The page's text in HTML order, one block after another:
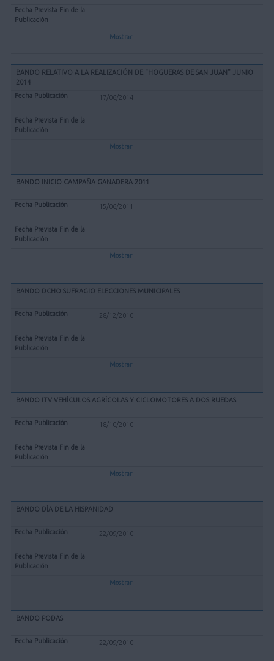
Mostrar
BANDO RELATIVO A LA REALIZACIÓN DE "HOGUERAS DE SAN JUAN" JUNIO
2014
17/06/2014
Mostrar
BANDO INICIO CAMPAÑA GANADERA 2011
15/06/2011
Mostrar
BANDO DCHO SUFRAGIO ELECCIONES MUNICIPALES
28/12/2010
Mostrar
BANDO ITV VEHÍCULOS AGRÍCOLAS Y CICLOMOTORES A DOS RUEDAS
18/10/2010
Mostrar
BANDO DÍA DE LA HISPANIDAD
22/09/2010
Mostrar
BANDO PODAS
22/09/2010